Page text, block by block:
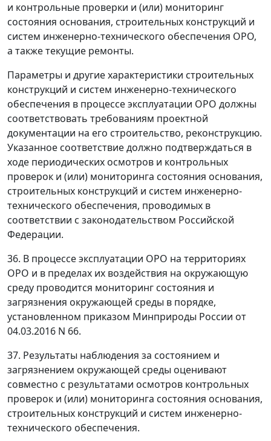
и контрольные проверки и (или) мониторинг
состояния основания, строительных конструкций и
систем инженерно-технического обеспечения ОРО,
а также текущие ремонты.
Параметры и другие характеристики строительных
конструкций и систем инженерно-технического
обеспечения в процессе эксплуатации ОРО должны
соответствовать требованиям проектной
документации на его строительство, реконструкцию.
Указанное соответствие должно подтверждаться в
ходе периодических осмотров и контрольных
проверок и (или) мониторинга состояния основания,
строительных конструкций и систем инженерно-
технического обеспечения, проводимых в
соответствии с законодательством Российской
Федерации.
36. В процессе эксплуатации ОРО на территориях
ОРО и в пределах их воздействия на окружающую
среду проводится мониторинг состояния и
загрязнения окружающей среды в порядке,
установленном приказом Минприроды России от
04.03.2016 N 66.
37. Результаты наблюдения за состоянием и
загрязнением окружающей среды оценивают
совместно с результатами осмотров контрольных
проверок и (или) мониторинга состояния основания,
строительных конструкций и систем инженерно-
технического обеспечения.